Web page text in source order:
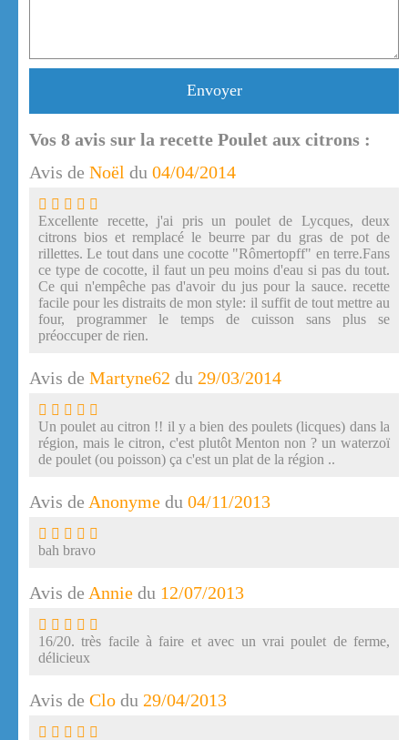
Envoyer
Vos 8 avis sur la recette Poulet aux citrons :
Avis de Noël du 04/04/2014
Excellente recette, j'ai pris un poulet de Lycques, deux
citrons bios et remplacé le beurre par du gras de pot de
rillettes. Le tout dans une cocotte "Rômertopff" en terre.Fans
ce type de cocotte, il faut un peu moins d'eau si pas du tout.
Ce qui n'empêche pas d'avoir du jus pour la sauce. recette
facile pour les distraits de mon style: il suffit de tout mettre au
four, programmer le temps de cuisson sans plus se
préoccuper de rien.
Avis de Martyne62 du 29/03/2014
Un poulet au citron !! il y a bien des poulets (licques) dans la
région, mais le citron, c'est plutôt Menton non ? un waterzoï
de poulet (ou poisson) ça c'est un plat de la région ..
Avis de Anonyme du 04/11/2013
bah bravo
Avis de Annie du 12/07/2013
16/20. très facile à faire et avec un vrai poulet de ferme,
délicieux
Avis de Clo du 29/04/2013